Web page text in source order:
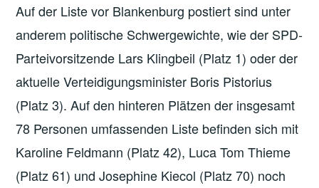
Auf der Liste vor Blankenburg postiert sind unter
anderem politische Schwergewichte, wie der SPD-
Parteivorsitzende Lars Klingbeil (Platz 1) oder der
aktuelle Verteidigungsminister Boris Pistorius
(Platz 3). Auf den hinteren Plätzen der insgesamt
78 Personen umfassenden Liste befinden sich mit
Karoline Feldmann (Platz 42), Luca Tom Thieme
(Platz 61) und Josephine Kiecol (Platz 70) noch